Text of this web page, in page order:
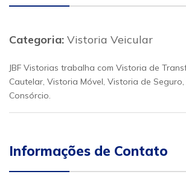
Categoria: Vistoria Veicular
JBF Vistorias trabalha com Vistoria de
Cautelar, Vistoria Móvel, Vistoria de
Consórcio.
Informações de Contato